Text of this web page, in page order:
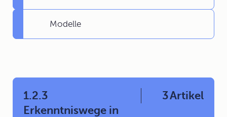
Modelle
1.2.3
Erkenntniswege in
3Artikel